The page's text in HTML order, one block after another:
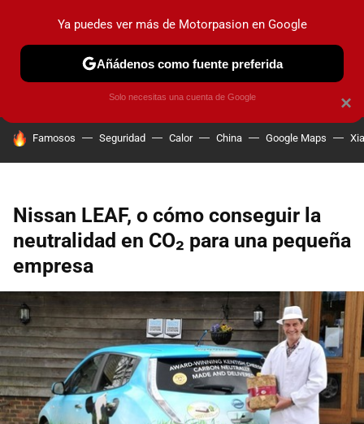
PRUEBAS COCHES ELÉCTRICOS OBSERVATORIO
HOY SE HABLA DE
Famosos Seguridad Calor China Google Maps
Nissan LEAF, o cómo conseguir la
neutralidad en CO₂ para una pequeña
empresa
×
Ya puedes ver más de Motorpasion en Google
Añádenos como fuente preferida
Solo necesitas una cuenta de Google